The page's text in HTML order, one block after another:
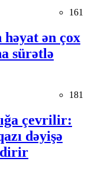
161
ən çox
sürətlə
181
çevrilir:
dəyişə